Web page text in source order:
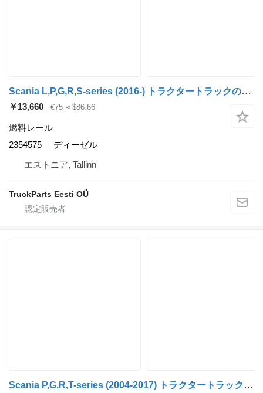
Scania L,P,G,R,S-series (2016-) トラクタートラックのためのScania 2354575 燃料レール
￥13,660 €75 ≈ $86.66
燃料レール
2354575
ディーゼル
エストニア, Tallinn
TruckParts Eesti OÜ
Scania P,G,R,T-series (2004-2017) トラクタートラックのためのScania R-series (01.04-) 1779090 1532660 燃料レール